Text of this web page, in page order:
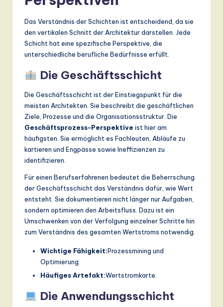
Das Verständnis der Schichten ist entscheidend, da sie
den vertikalen Schnitt der Architektur darstellen. Jede
Schicht hat eine spezifische Perspektive, die
unterschiedliche berufliche Bedürfnisse erfüllt.
Die Geschäftsschicht
Die Geschäftsschicht ist der Einstiegspunkt für die
meisten Architekten. Sie beschreibt die geschäftlichen
Ziele, Prozesse und die Organisationsstruktur. Die
Geschäftsprozess-Perspektive ist hier am
häufigsten. Sie ermöglicht es Fachleuten, Abläufe zu
kartieren und Engpässe sowie Ineffizienzen zu
identifizieren.
Für einen Berufserfahrenen bedeutet die Beherrschung
der Geschäftsschicht das Verständnis dafür, wie Wert
entsteht. Sie dokumentieren nicht länger nur Aufgaben,
sondern optimieren den Arbeitsfluss. Dazu ist ein
Umschwenken von der Verfolgung einzelner Schritte hin
zum Verständnis des gesamten Wertstroms notwendig.
Wichtige Fähigkeit:Prozessmining und
Optimierung.
Häufiges Artefakt:Wertstromkarte.
Die Anwendungsschicht